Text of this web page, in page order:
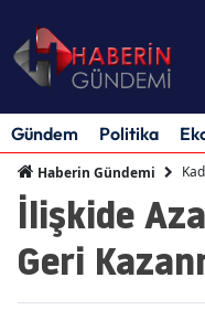
Gündem Politika
Haberin Gündemi
İlişkide
Geri